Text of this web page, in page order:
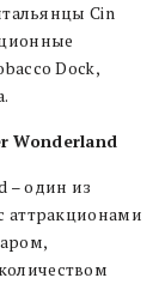
Cin
Dock,
Wonderland
– один из
аттракционами